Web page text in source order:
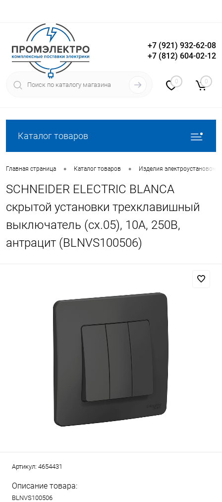
Вход Регистрация
+7 (921) 932-62-08
+7 (812) 604-02-12
0 0
Каталог товаров
Главная страница • Каталог товаров • Изделия
SCHNEIDER ELECTRIC BLANCA
скрытой установки трехклавишный
выключатель (cх.05), 10A, 250B,
антрацит (BLNVS100506)
Артикул: 4654431
Описание товара:
BLNVS100506